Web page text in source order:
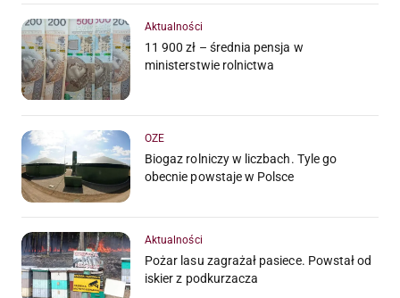
Aktualności
11 900 zł – średnia pensja w
ministerstwie rolnictwa
OZE
Biogaz rolniczy w liczbach. Tyle go
obecnie powstaje w Polsce
Aktualności
Pożar lasu zagrażał pasiece. Powstał od
iskier z podkurzacza